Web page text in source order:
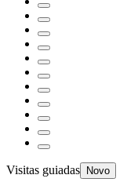
Visitas guiadas Novo